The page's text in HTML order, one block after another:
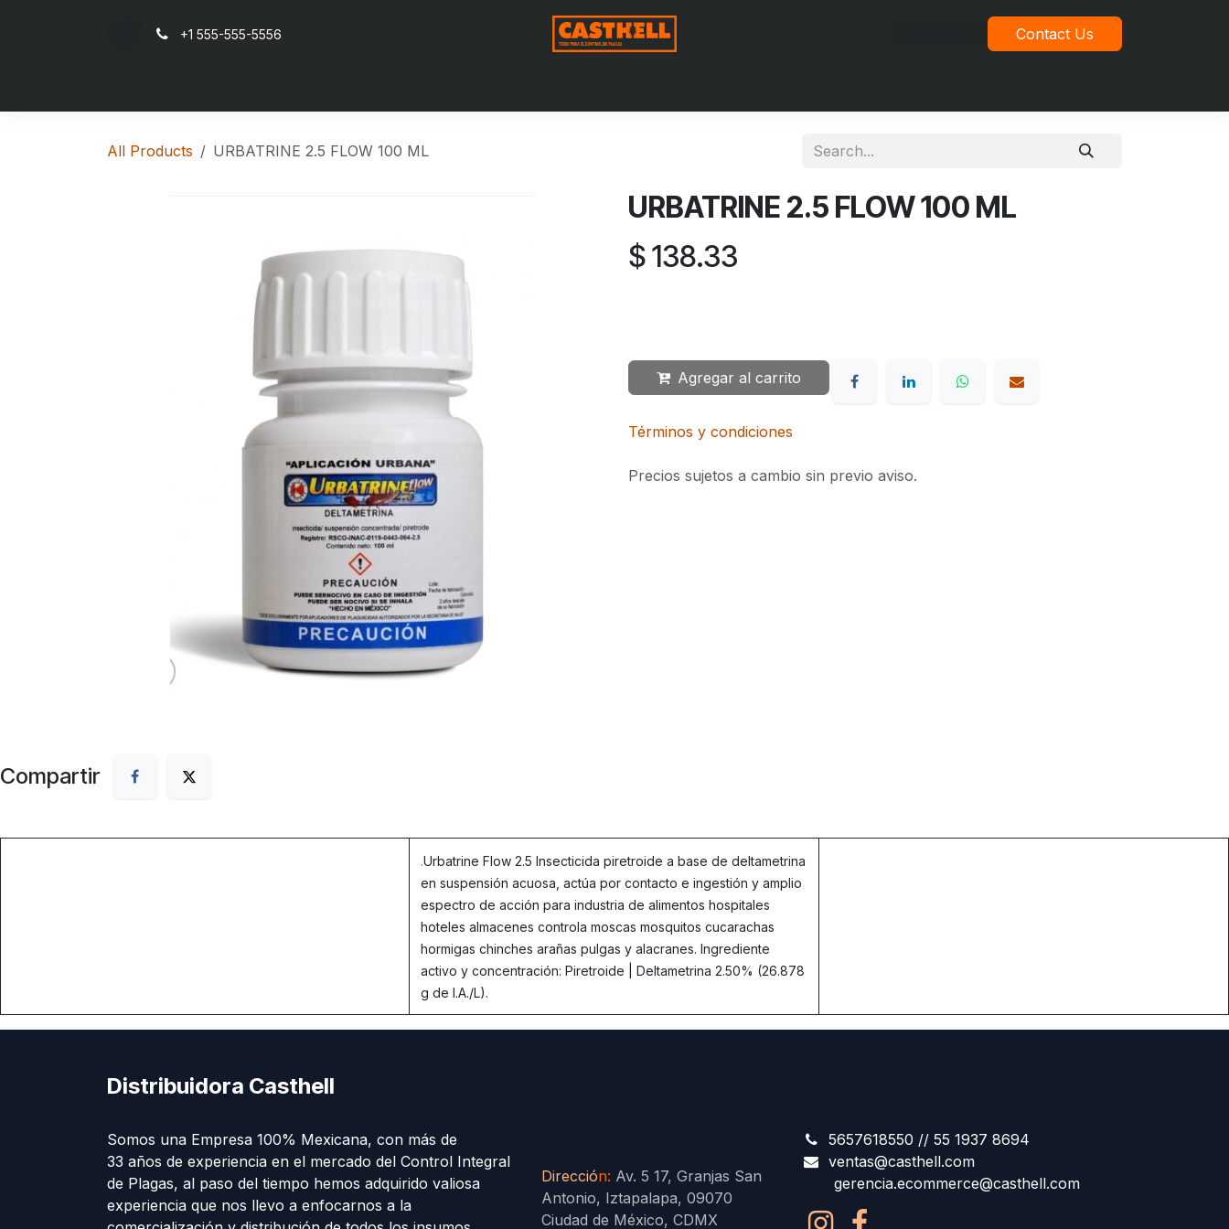
+1 555-555-5556 Contact Us
All Products URBATRINE 2.5 FLOW 100 ML
URBATRINE 2.5 FLOW 100 ML
$138.33
Agregar al carrito
Términos y condiciones
Precios sujetos a cambio sin previo aviso.
Compartir
.Urbatrine Flow 2.5 Insecticida piretroide a base de deltametrina
en suspensión acuosa, actúa por contacto e ingestión y amplio
espectro de acción para industria de alimentos hospitales
hoteles almacenes controla moscas mosquitos cucarachas
hormigas chinches arañas pulgas y alacranes. Ingrediente
activo y concentración: Piretroide | Deltametrina 2.50% (26.878
g de I.A./L).
Distribuidora Casthell
Somos una Empresa 100% Mexicana, con más de
33 años de experiencia en el mercado del Control Integral
de Plagas, al paso del tiempo hemos adquirido valiosa
experiencia que nos llevo a enfocarnos a la
Dirección: Av. 5 17, Granjas San
Antonio, Iztapalapa, 09070
Ciudad de México, CDMX
5657618550 // 55 1937 8694
ventas@casthell.com
gerencia.ecommerce@casthell.com